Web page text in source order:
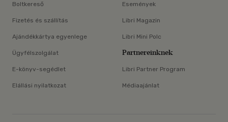
Boltkereső
Fizetés és szállítás
Ajándékkártya egyenlege
Ügyfélszolgálat
E-könyv-segédlet
Elállási nyilatkozat
Események
Libri Magazin
Libri Mini Polc
Partnereinknek
Libri Partner Program
Médiaajánlat